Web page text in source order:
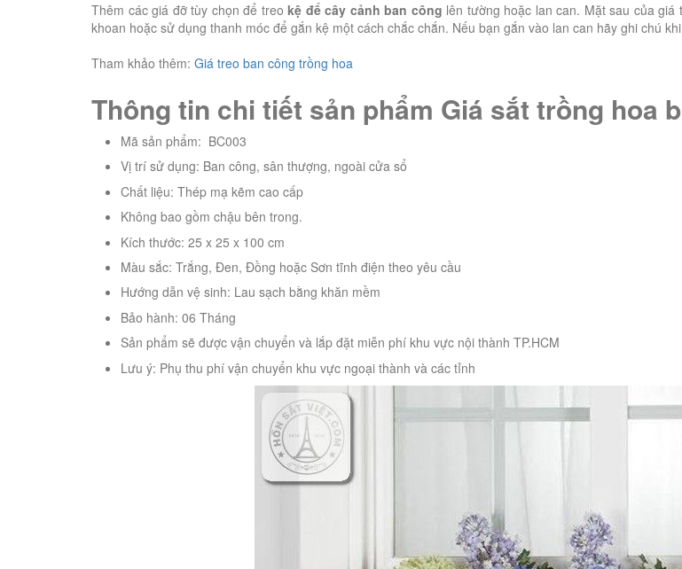
Thêm các giá đỡ tùy chọn để treo kệ để cây cảnh ban công lên tường hoặc lan can. Mặt sau của
khoan hoặc sử dụng thanh móc để gắn kệ một cách chắc chắn. Nếu bạn gắn vào lan can hãy ghi chú
Tham khảo thêm: Giá treo ban công trồng hoa
Thông tin chi tiết sản phẩm Giá sắt trồng hoa
Mã sản phẩm: BC003
Vị trí sử dụng: Ban công, sân thượng, ngoài cửa sổ
Chất liệu: Thép mạ kẽm cao cấp
Không bao gồm chậu bên trong.
Kích thước: 25 x 25 x 100 cm
Màu sắc: Trắng, Đen, Đồng hoặc Sơn tĩnh điện theo yêu cầu
Hướng dẫn vệ sinh: Lau sạch bằng khăn mềm
Bảo hành: 06 Tháng
Sản phẩm sẽ được vận chuyển và lắp đặt miễn phí khu vực nội thành TP.HCM
Lưu ý: Phụ thu phí vận chuyển khu vực ngoại thành và các tỉnh